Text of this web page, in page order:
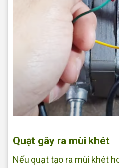
Quạt gây ra mùi khét
Nếu quạt tạo ra mùi khét